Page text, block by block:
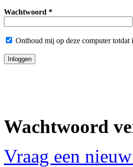
Wachtwoord *
Onthoud mij op deze computer
Wachtwoord
Vraag een